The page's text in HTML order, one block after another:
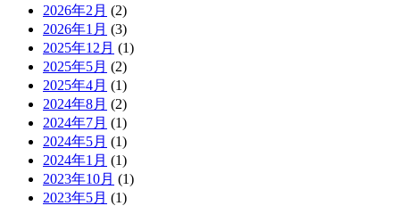
2026年2月 (2)
2026年1月 (3)
2025年12月 (1)
2025年5月 (2)
2025年4月 (1)
2024年8月 (2)
2024年7月 (1)
2024年5月 (1)
2024年1月 (1)
2023年10月 (1)
2023年5月 (1)